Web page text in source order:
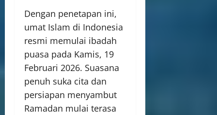
Dengan penetapan ini,
umat Islam di Indonesia
resmi memulai ibadah
puasa pada Kamis, 19
Februari 2026. Suasana
penuh suka cita dan
persiapan menyambut
Ramadan mulai terasa